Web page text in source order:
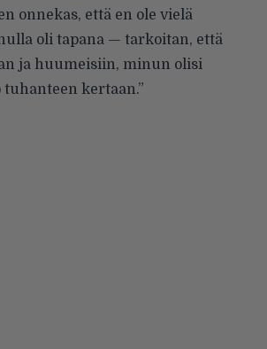
onnekas, että en ole vielä
oli tapana — tarkoitan, että
ja huumeisiin, minun olisi
kertaan.”